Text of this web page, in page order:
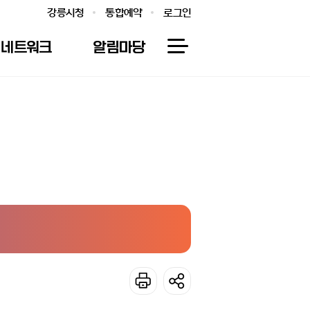
강릉시청 통합예약 로그인
네트워크 알림마당